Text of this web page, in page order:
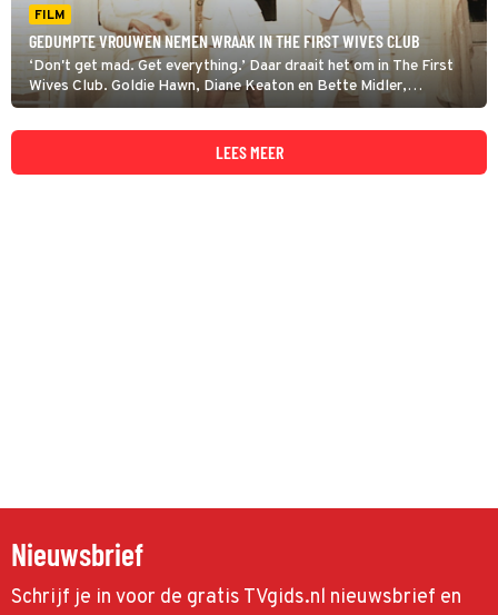
FILM
GEDUMPTE VROUWEN NEMEN WRAAK IN THE FIRST WIVES CLUB
‘Don't get mad. Get everything.’ Daar draait het om in The First
Wives Club. Goldie Hawn, Diane Keaton en Bette Midler,
echtgenotes op middelbare leeftijd, pikken het niet langer dat ze
worden ingeruild voor jonge groene blaadjes.
LEES MEER
Nieuwsbrief
Schrijf je in voor de gratis TVgids.nl nieuwsbrief en